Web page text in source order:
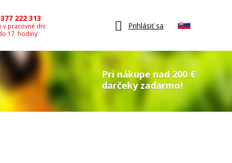
222 313
v pracovné dni
17. hodiny
Prihlásiť sa
Pri nákupe nad 200 €
darčeky zadarmo!